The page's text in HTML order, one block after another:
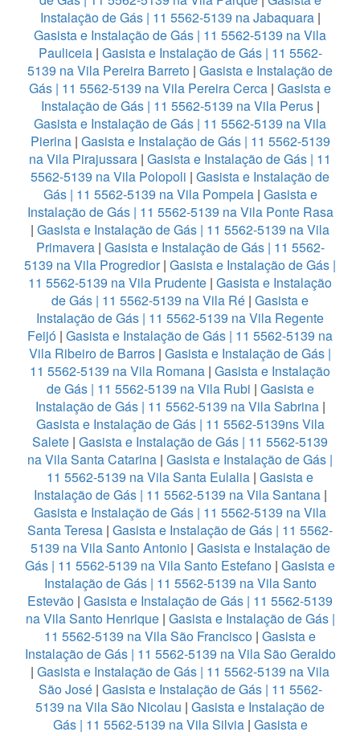
Instalação de Gás | 11 5562-5139 na Jabaquara|
Gasista e Instalação de Gás | 11 5562-5139 na Vila
Pauliceia| Gasista e Instalação de Gás | 11 5562-
5139 na Vila Pereira Barreto | Gasista e Instalação de
Gás | 11 5562-5139 na Vila Pereira Cerca | Gasista e
Instalação de Gás | 11 5562-5139 na Vila Perus|
Gasista e Instalação de Gás | 11 5562-5139 na Vila
Pierina| Gasista e Instalação de Gás | 11 5562-5139
na Vila Pirajussara | Gasista e Instalação de Gás | 11
5562-5139 na Vila Polopoli | Gasista e Instalação de
Gás | 11 5562-5139 na Vila Pompeia| Gasista e
Instalação de Gás | 11 5562-5139 na Vila Ponte Rasa
| Gasista e Instalação de Gás | 11 5562-5139 na Vila
Primavera| Gasista e Instalação de Gás | 11 5562-
5139 na Vila Progredior| Gasista e Instalação de Gás |
11 5562-5139 na Vila Prudente | Gasista e Instalação
de Gás | 11 5562-5139 na Vila Ré | Gasista e
Instalação de Gás | 11 5562-5139 na Vila Regente
Feijó | Gasista e Instalação de Gás | 11 5562-5139 na
Vila Ribeiro de Barros | Gasista e Instalação de Gás |
11 5562-5139 na Vila Romana | Gasista e Instalação
de Gás | 11 5562-5139 na Vila Rubi | Gasista e
Instalação de Gás | 11 5562-5139 na Vila Sabrina|
Gasista e Instalação de Gás | 11 5562-5139ns Vila
Salete | Gasista e Instalação de Gás | 11 5562-5139
na Vila Santa Catarina | Gasista e Instalação de Gás |
11 5562-5139 na Vila Santa Eulalia | Gasista e
Instalação de Gás | 11 5562-5139 na Vila Santana|
Gasista e Instalação de Gás | 11 5562-5139 na Vila
Santa Teresa | Gasista e Instalação de Gás | 11 5562-
5139 na Vila Santo Antonio| Gasista e Instalação de
Gás | 11 5562-5139 na Vila Santo Estefano | Gasista e
Instalação de Gás | 11 5562-5139 na Vila Santo
Estevão | Gasista e Instalação de Gás | 11 5562-5139
na Vila Santo Henrique| Gasista e Instalação de Gás |
11 5562-5139 na Vila São Francisco | Gasista e
Instalação de Gás | 11 5562-5139 na Vila São Geraldo
| Gasista e Instalação de Gás | 11 5562-5139 na Vila
São José| Gasista e Instalação de Gás | 11 5562-
5139 na Vila São Nicolau | Gasista e Instalação de
Gás | 11 5562-5139 na Vila Silvia| Gasista e